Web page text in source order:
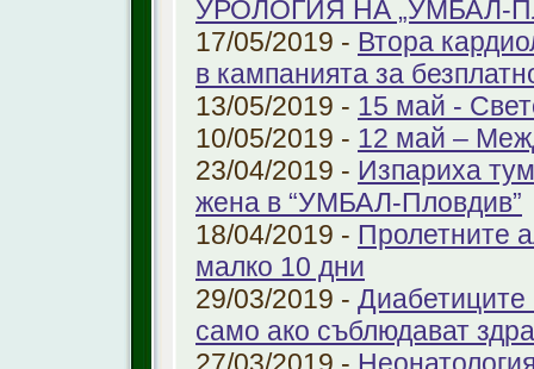
УРОЛОГИЯ НА „УМБАЛ-
17/05/2019 - Втора
в кампанията за
13/05/2019 - 15 май -
10/05/2019 - 12 май –
23/04/2019 - Изпариха
жена в “УМБАЛ-Пловдив”
18/04/2019 - Пролетните
малко 10 дни
29/03/2019 - Диабетиците
само ако съблюдават